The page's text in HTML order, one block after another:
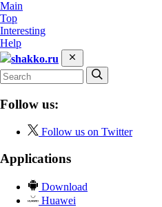
Main
Top
Interesting
Help
shakko.ru
Follow us:
Follow us on Twitter
Applications
Download
Huawei